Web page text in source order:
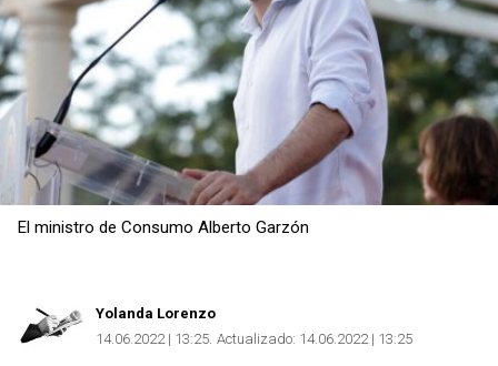
Copiar
El ministro de Consumo Alberto Garzón
Yolanda Lorenzo
14.06.2022 | 13:25 Actualizado: 14.06.2022 | 13:25